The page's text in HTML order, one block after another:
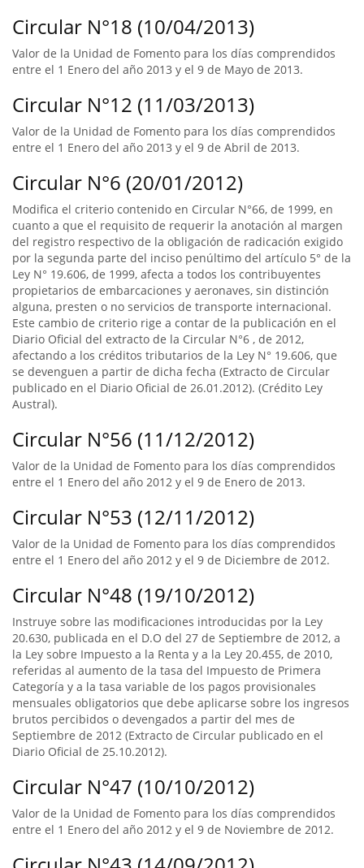
Circular N°18 (10/04/2013)
Valor de la Unidad de Fomento para los días comprendidos
entre el 1 Enero del año 2013 y el 9 de Mayo de 2013.
Circular N°12 (11/03/2013)
Valor de la Unidad de Fomento para los días comprendidos
entre el 1 Enero del año 2013 y el 9 de Abril de 2013.
Circular N°6 (20/01/2012)
Modifica el criterio contenido en Circular N°66, de 1999, en
cuanto a que el requisito de requerir la anotación al margen
del registro respectivo de la obligación de radicación exigido
por la segunda parte del inciso penúltimo del artículo 5° de la
Ley N° 19.606, de 1999, afecta a todos los contribuyentes
propietarios de embarcaciones y aeronaves, sin distinción
alguna, presten o no servicios de transporte internacional.
Este cambio de criterio rige a contar de la publicación en el
Diario Oficial del extracto de la Circular N°6 , de 2012,
afectando a los créditos tributarios de la Ley N° 19.606, que
se devenguen a partir de dicha fecha (Extracto de Circular
publicado en el Diario Oficial de 26.01.2012). (Crédito Ley
Austral).
Circular N°56 (11/12/2012)
Valor de la Unidad de Fomento para los días comprendidos
entre el 1 Enero del año 2012 y el 9 de Enero de 2013.
Circular N°53 (12/11/2012)
Valor de la Unidad de Fomento para los días comprendidos
entre el 1 Enero del año 2012 y el 9 de Diciembre de 2012.
Circular N°48 (19/10/2012)
Instruye sobre las modificaciones introducidas por la Ley
20.630, publicada en el D.O del 27 de Septiembre de 2012, a
la Ley sobre Impuesto a la Renta y a la Ley 20.455, de 2010,
referidas al aumento de la tasa del Impuesto de Primera
Categoría y a la tasa variable de los pagos provisionales
mensuales obligatorios que debe aplicarse sobre los ingresos
brutos percibidos o devengados a partir del mes de
Septiembre de 2012 (Extracto de Circular publicado en el
Diario Oficial de 25.10.2012).
Circular N°47 (10/10/2012)
Valor de la Unidad de Fomento para los días comprendidos
entre el 1 Enero del año 2012 y el 9 de Noviembre de 2012.